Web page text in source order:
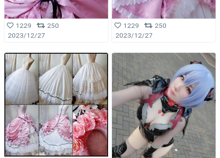
1229
250
2023/12/27
1229
250
2023/12/27